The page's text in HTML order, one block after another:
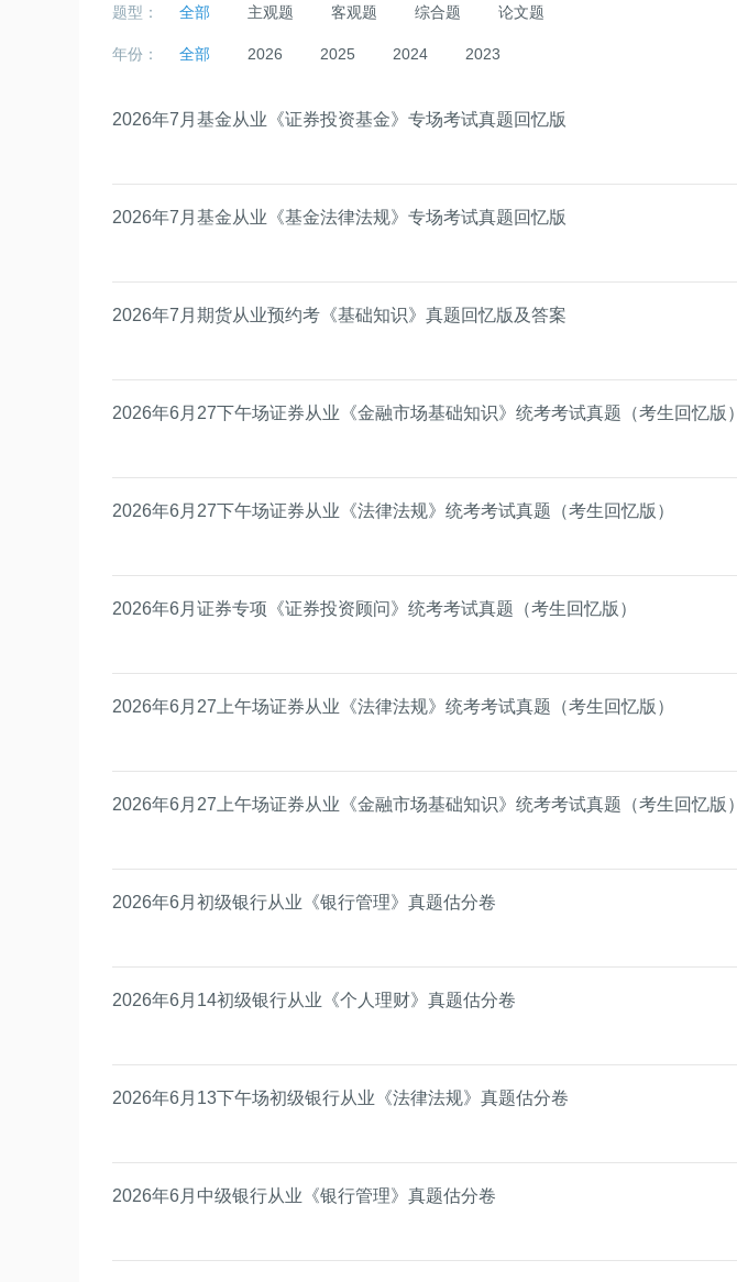
题型： 全部 主观题 客观题 综合题 论文题
年份： 全部 2026 2025 2024 2023
2026年7月基金从业《证券投资基金》专场考试真题回忆版
2026年7月基金从业《基金法律法规》专场考试真题回忆版
2026年7月期货从业预约考《基础知识》真题回忆版及答案
2026年6月27下午场证券从业《金融市场基础知识》统考考试真题（考生回忆版）
2026年6月27下午场证券从业《法律法规》统考考试真题（考生回忆版）
2026年6月证券专项《证券投资顾问》统考考试真题（考生回忆版）
2026年6月27上午场证券从业《法律法规》统考考试真题（考生回忆版）
2026年6月27上午场证券从业《金融市场基础知识》统考考试真题（考生回忆版）
2026年6月初级银行从业《银行管理》真题估分卷
2026年6月14初级银行从业《个人理财》真题估分卷
2026年6月13下午场初级银行从业《法律法规》真题估分卷
2026年6月中级银行从业《银行管理》真题估分卷